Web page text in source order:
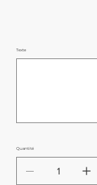
Texte
Quantité